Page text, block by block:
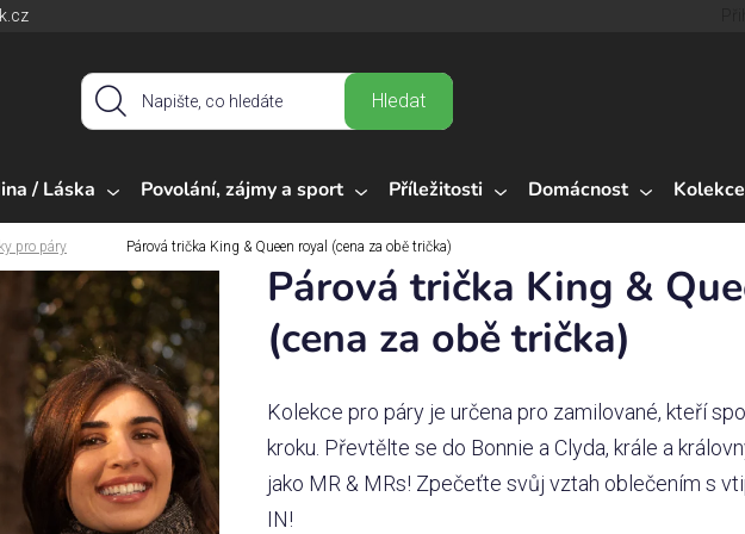
Hledat
/ Láska Povolání, zájmy a sport Příležitosti Domácnost Kolekce
pro páry Párová trička King & Queen royal (cena za obě trička)
Párová trička King &
(cena za obě trička)
Kolekce pro páry je určena pro zamilované, kteří
kroku. Převtělte se do Bonnie a Clyda, krále a
jako MR & MRs! Zpečeťte svůj vztah oblečením s
IN!